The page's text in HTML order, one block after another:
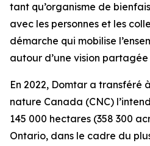
tant qu’organisme de
avec les personnes et les
démarche qui mobilise
autour d’une vision
En 2022, Domtar a transféré
nature Canada (CNC)
145 000 hectares (358 300
Ontario, dans le cadre du